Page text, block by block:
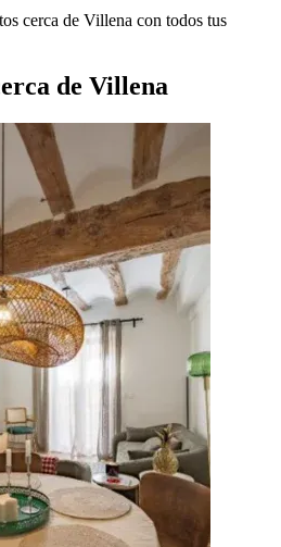
cerca de Villena con todos tus
de Villena